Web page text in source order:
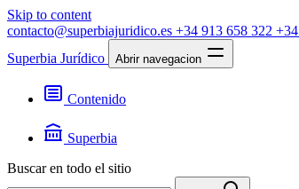
Skip to content
contacto@superbiajuridico.es +34 913 658 322
Superbia Jurídico
Abrir navegacion
Contenido
Jurisprudencia
Noticias
Superbia
Contacto
Buscar en todo el sitio